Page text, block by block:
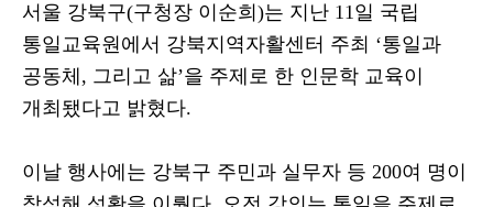
서울 강북구(구청장 이순희 )는 지난 11일 국립
통일교육원에서 강북지역자활센터 주최 ‘통일과
공동체 , 그리고 삶’을 주제로 한 인문학 교육이
개최됐다고 밝혔다.
이날 행사에는 강북구 주민과 실무자 등 200여 명이